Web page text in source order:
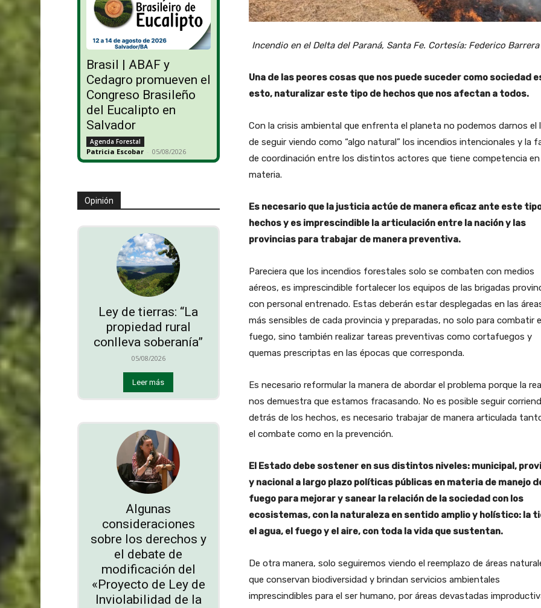
Brasil | ABAF y
Cedagro promueven el
Congreso Brasileño
del Eucalipto en
Salvador
Agenda Forestal
Patricia Escobar - 05/08/2026
Opinión
Ley de tierras: “La
propiedad rural
conlleva soberanía”
05/08/2026
Leer más
Algunas
consideraciones
sobre los derechos y
el debate de
modificación del
«Proyecto de Ley de
Inviolabilidad de la
Incendio en el Delta del Paraná, Santa Fe. Cortesía: Federico Barrera
Una de las peores cosas que nos puede suceder como sociedad
esto, naturalizar este tipo de hechos que nos afectan a todos.
Con la crisis ambiental que enfrenta el planeta no podemos darnos el
de seguir viendo como “algo natural” los incendios intencionales y la
de coordinación entre los distintos actores que tiene competencia en
materia.
Es necesario que la justicia actúe de manera eficaz ante este
hechos y es imprescindible la articulación entre la nación y las
provincias para trabajar de manera preventiva.
Pareciera que los incendios forestales solo se combaten con medios
aéreos, es imprescindible fortalecer los equipos de las brigadas
con personal entrenado. Estas deberán estar desplegadas en las
más sensibles de cada provincia y preparadas, no solo para combatir
fuego, sino también realizar tareas preventivas como cortafuegos y
quemas prescriptas en las épocas que corresponda.
Es necesario reformular la manera de abordar el problema porque la
nos demuestra que estamos fracasando. No es posible seguir
detrás de los hechos, es necesario trabajar de manera articulada
el combate como en la prevención.
El Estado debe sostener en sus distintos niveles: municipal,
y nacional a largo plazo políticas públicas en materia de manejo
fuego para mejorar y sanear la relación de la sociedad con los
ecosistemas, con la naturaleza en sentido amplio y holístico: la
el agua, el fuego y el aire, con toda la vida que sustentan.
De otra manera, solo seguiremos viendo el reemplazo de áreas
que conservan biodiversidad y brindan servicios ambientales
imprescindibles para el ser humano, por áreas devastadas